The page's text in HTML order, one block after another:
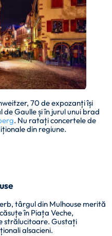
70 de expozanți își
Gaulle și în jurul unui brad
. Nu ratați concertele de
din regiune.
târgul din Mulhouse merită
în Piața Veche,
strălucitoare. Gustați
alsacieni.